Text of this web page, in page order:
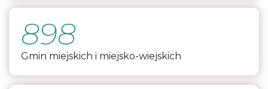
898
Gmin miejskich i miejsko-wiejskich